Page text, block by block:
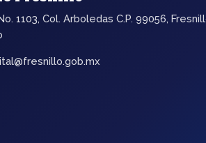
1103, Col. Arboledas C.P. 99056,